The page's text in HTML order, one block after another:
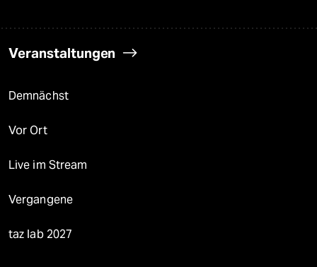
Veranstaltungen
Demnächst
Vor Ort
Live im Stream
Vergangene
taz lab 2027